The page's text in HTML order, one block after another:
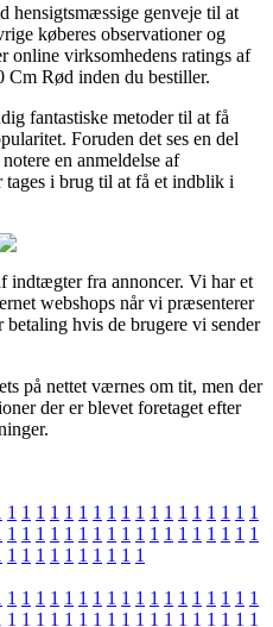
hensigtsmæssige genveje til at
køberes observationer og
online virksomhedens ratings af
Rød inden du bestiller.
fantastiske metoder til at få
Foruden det ses en del
en anmeldelse af
i brug til at få et indblik i
indtægter fra annoncer. Vi har et
webshops når vi præsenterer
hvis de brugere vi sender
på nettet værnes om tit, men der
der er blevet foretaget efter
1 1 1 1 1 1 1 1 1 1 1 1 1 1 1 1 1 1
1 1 1 1 1 1 1 1 1 1 1 1 1 1 1 1 1 1
1 1 1 1 1 1 1 1 1 1
1 1 1 1 1 1 1 1 1 1 1 1 1 1 1 1 1 1
1 1 1 1 1 1 1 1 1 1 1 1 1 1 1 1 1 1